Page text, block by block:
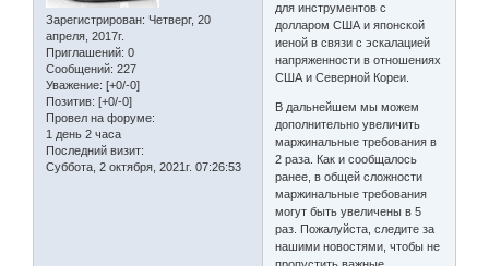
Зарегистрирован: Четверг, 20
апреля, 2017г.
Приглашений: 0
Сообщений: 227
Уважение: [+0/-0]
Позитив: [+0/-0]
Провел на форуме:
1 день 2 часа
Последний визит:
Суббота, 2 октября, 2021г. 07:26:53
для инструментов с
долларом США и японской
иеной в связи с эскалацией
напряженности в отношениях
США и Северной Кореи.
В дальнейшем мы можем
дополнительно увеличить
маржинальные требования в
2 раза. Как и сообщалось
ранее, в общей сложности
маржинальные требования
могут быть увеличены в 5
раз. Пожалуйста, следите за
нашими новостями, чтобы не